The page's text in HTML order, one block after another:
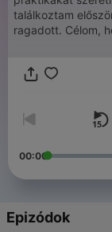
találkoztam
ragadott. Célom,
profitáljanak
00:00
Epizódok